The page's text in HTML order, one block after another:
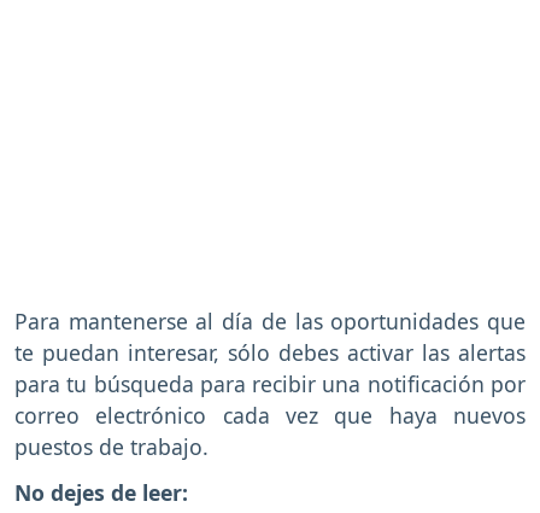
Para mantenerse al día de las oportunidades que
te puedan interesar, sólo debes activar las alertas
para tu búsqueda para recibir una notificación por
correo electrónico cada vez que haya nuevos
puestos de trabajo.
No dejes de leer: